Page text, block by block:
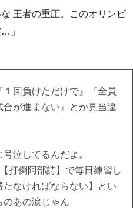
王者の重圧。このオリンピ
」
回負けただけで』『全員
が進まない』とか見当違
泣してるんだよ。
打倒阿部詩】で毎日練習し
なければならない】とい
のあの涙じゃん